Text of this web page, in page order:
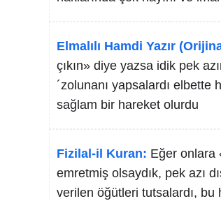
Elmalılı Hamdi Yazır
çıkın» diye yazsa idik pek
´zolunanı yapsalardı elbette
sağlam bir hareket olurdu
Fizilal-il Kuran: Eğer onlara
emretmiş olsaydık, pek azı
verilen öğütleri tutsalardı, bu